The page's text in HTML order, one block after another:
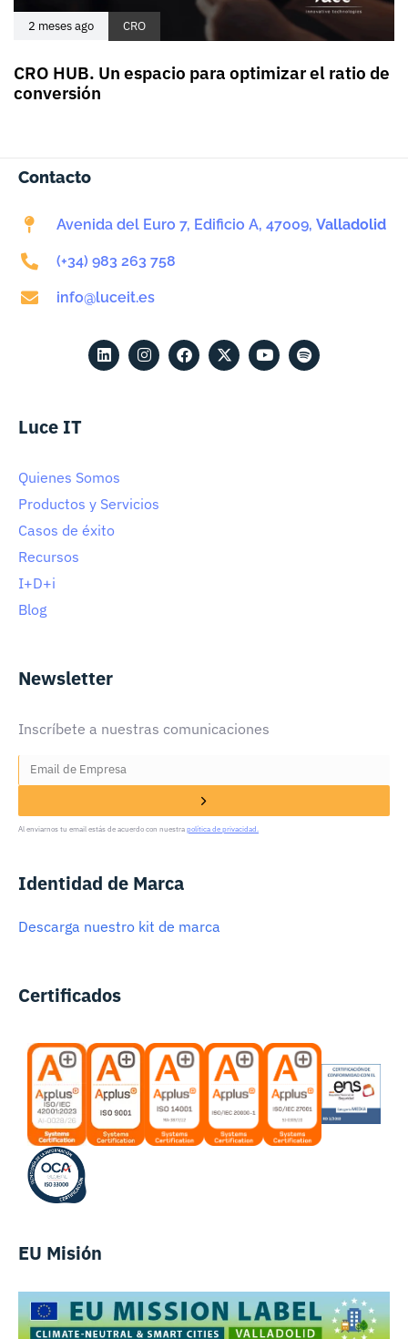
2 meses ago CRO
CRO HUB. Un espacio para optimizar el ratio de
conversión
Contacto
Avenida del Euro 7, Edificio A, 47009, Valladolid
(+34) 983 263 758
info@luceit.es
Luce IT
Quienes Somos
Productos y Servicios
Casos de éxito
Recursos
I+D+i
Blog
Newsletter
Inscríbete a nuestras comunicaciones
Al enviarnos tu email estás de acuerdo con nuestra política de privacidad.
Identidad de Marca
Descarga nuestro kit de marca
Certificados
EU Misión